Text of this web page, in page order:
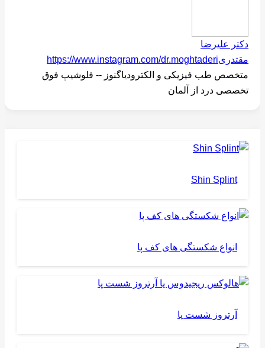
دکتر علیرضا
مقتدریhttps://www.instagram.com/dr.moghtaderi
متخصص طب فیزیکی و الکترودیاگنوز -- فلوشیپ فوق
تخصصی درد از آلمان
Shin Splint
انواع شکستگی های کف پا
آرتروز شست پا